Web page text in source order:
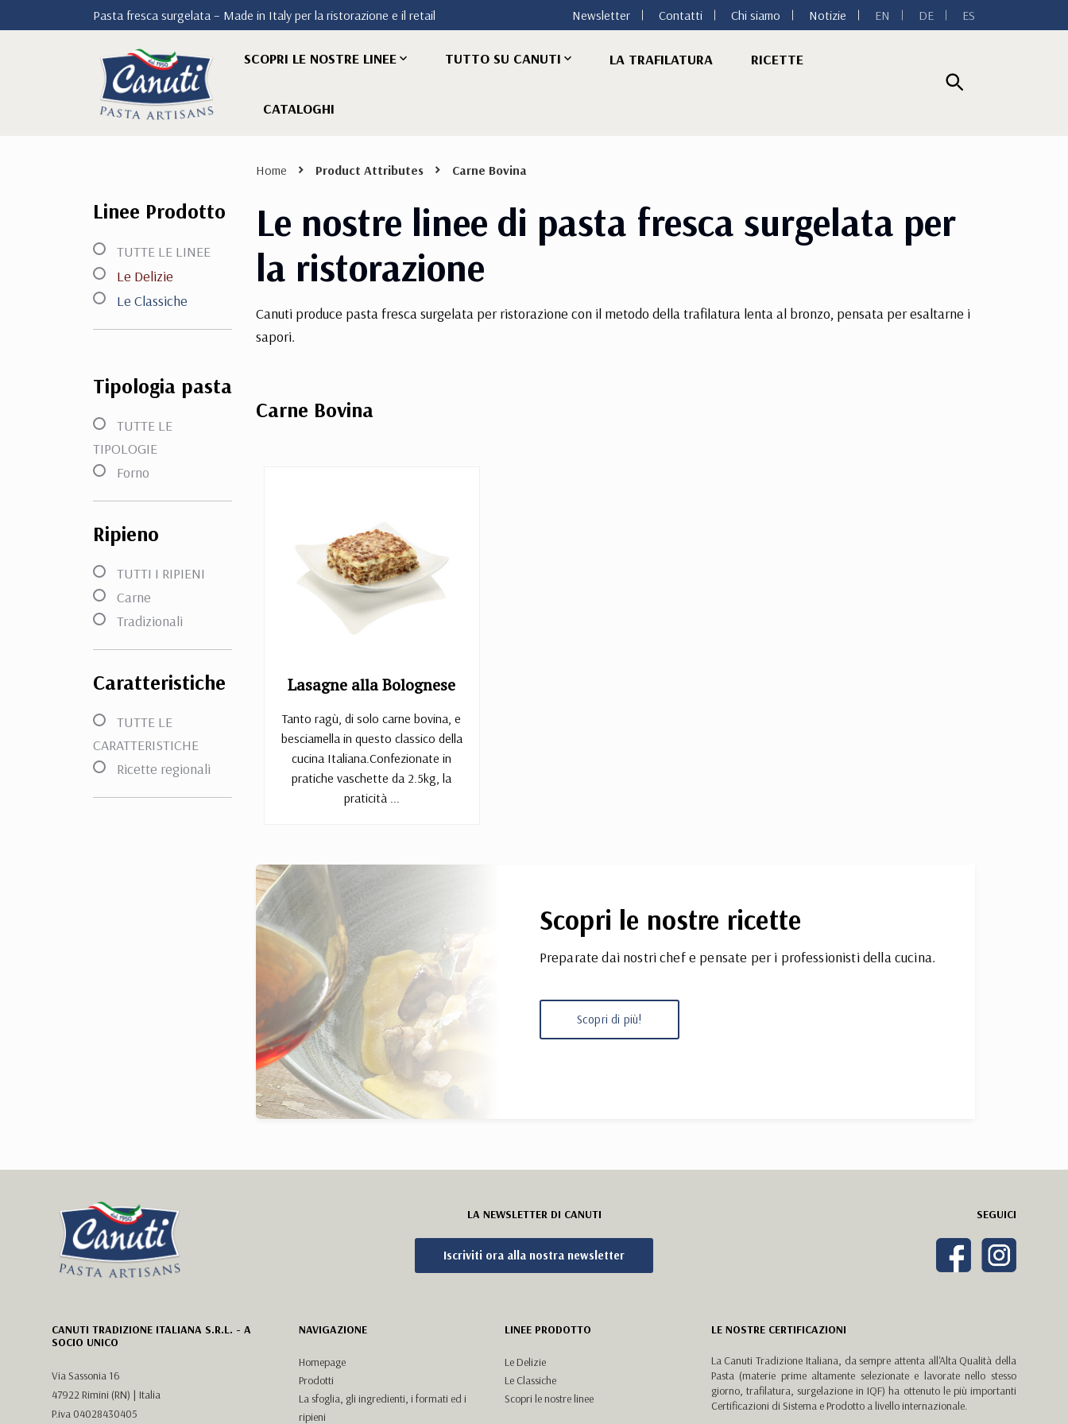
Pasta fresca surgelata – Made in Italy per la ristorazione e il retail Newsletter Contatti Chi siamo Notizie EN DE ES
SCOPRI LE NOSTRE LINEE TUTTO SU CANUTI LA TRAFILATURA RICETTE
CATALOGHI
Home Product Attributes Carne Bovina
Le nostre linee di pasta fresca surgelata per
la ristorazione
Canuti produce pasta fresca surgelata per ristorazione con il metodo della trafilatura lenta al bronzo, pensata per esaltarne i
sapori.
Carne Bovina
Lasagne alla Bolognese
Tanto ragù, di solo carne bovina, e
besciamella in questo classico della
cucina Italiana.Confezionate in
pratiche vaschette da 2.5kg, la
praticità ...
Scopri le nostre ricette
Preparate dai nostri chef e pensate per i professionisti della cucina.
Scopri di più!
Linee Prodotto
TUTTE LE LINEE
Le Delizie
Le Classiche
Tipologia pasta
TUTTE LE
TIPOLOGIE
Forno
Ripieno
TUTTI I RIPIENI
Carne
Tradizionali
Caratteristiche
TUTTE LE
CARATTERISTICHE
Ricette regionali
LA NEWSLETTER DI CANUTI
Iscriviti ora alla nostra newsletter
SEGUICI
CANUTI TRADIZIONE ITALIANA S.R.L. - A
SOCIO UNICO
Via Sassonia 16
47922 Rimini (RN) | Italia
P.iva 04028430405
NAVIGAZIONE
Homepage
Prodotti
La sfoglia, gli ingredienti, i formati ed i
ripieni
LINEE PRODOTTO
Le Delizie
Le Classiche
Scopri le nostre linee
LE NOSTRE CERTIFICAZIONI
La Canuti Tradizione Italiana, da sempre attenta all'Alta Qualità della
Pasta (materie prime altamente selezionate e lavorate nello stesso
giorno, trafilatura, surgelazione in IQF) ha ottenuto le più importanti
Certificazioni di Sistema e Prodotto a livello internazionale.